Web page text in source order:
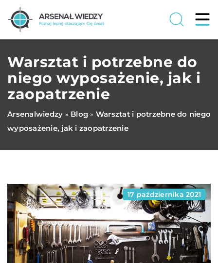
Warsztat i potrzebne do
niego wyposażenie, jak i
zaopatrzenie
Arsenalwiedzy » Blog » Warsztat i potrzebne do niego
wyposażenie, jak i zaopatrzenie
17 października 2021